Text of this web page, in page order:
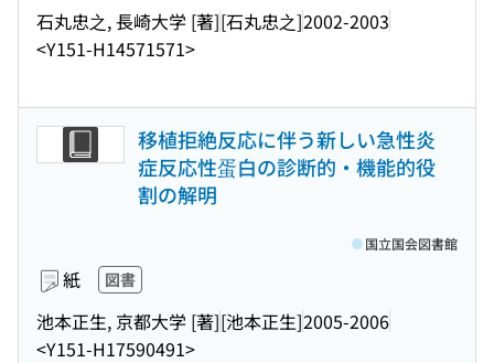
石丸忠之, 長崎大学 [著][石丸忠之]2002-2003
<Y151-H14571571>
移植拒絶反応に伴う新しい急性炎
症反応性蛋白の診断的・機能的役
割の解明
紙 図書
池本正生, 京都大学 [著][池本正生]2005-2006
<Y151-H17590491>
国立国会図書館